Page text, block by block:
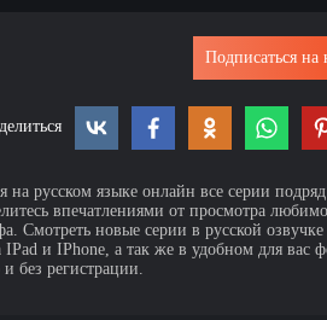
Подписаться на
на русском языке онлайн все серии
впечатлениями от просмотра
Смотреть новые серии в русской
и IPhone, а так же в удобном для вас
и без регистрации.